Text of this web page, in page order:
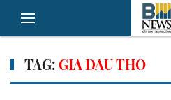
TAG:GIA DAU THO